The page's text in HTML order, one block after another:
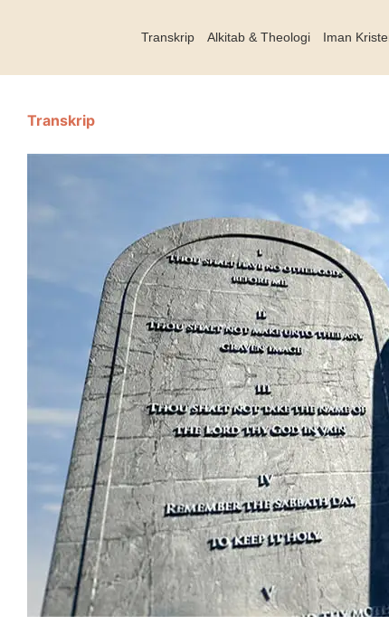
Transkrip Alkitab & Theologi Iman
Transkrip